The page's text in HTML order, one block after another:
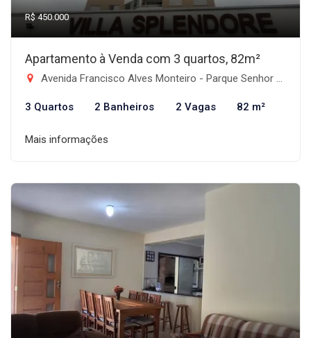
R$ 450.000
Apartamento à Venda com 3 quartos, 82m²
Avenida Francisco Alves Monteiro - Parque Senhor do Bonfim, Taubaté-SP
3 Quartos 2 Banheiros 2 Vagas 82 m²
Mais informações